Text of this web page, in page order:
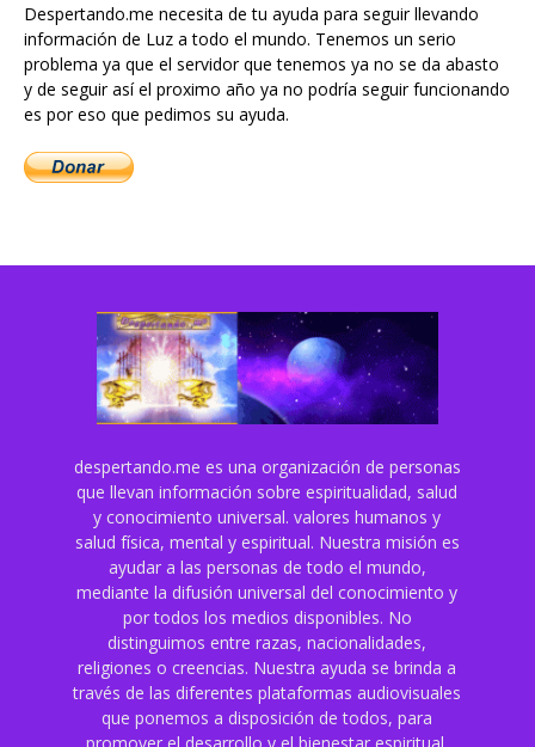
Despertando.me necesita de tu ayuda para seguir llevando
información de Luz a todo el mundo. Tenemos un serio
problema ya que el servidor que tenemos ya no se da abasto
y de seguir así el proximo año ya no podría seguir funcionando
es por eso que pedimos su ayuda.
despertando.me es una organización de personas
que llevan información sobre espiritualidad, salud
y conocimiento universal. valores humanos y
salud física, mental y espiritual. Nuestra misión es
ayudar a las personas de todo el mundo,
mediante la difusión universal del conocimiento y
por todos los medios disponibles. No
distinguimos entre razas, nacionalidades,
religiones o creencias. Nuestra ayuda se brinda a
través de las diferentes plataformas audiovisuales
que ponemos a disposición de todos, para